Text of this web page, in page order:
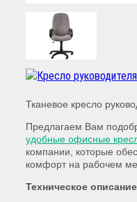
Тканевое кресло
Предлагаем Вам
удобные офисные
компании, которые
комфорт на рабочем
Техническое